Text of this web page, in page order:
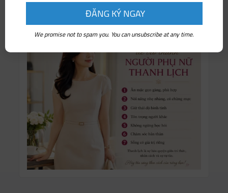
We promise not to spam you. You can unsubscribe at any time.